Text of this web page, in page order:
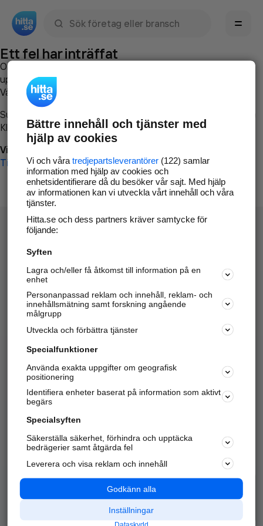
Ett fel har inträffat
Om du vill kan du
uppstod så att vi lättare och snabbare kan avhjälpa det.
Vänligen försök med följande:
Surfa till
Klicka påTillbaka-knappen i webbläsaren och försök igen
Vi beklagar besväret!
Till startsidan
Hitta.se - Gratis nummerupplysning.
Sök företag, personer och platser.
Hitta telefonnummer, adresser, företagsinfo mm.
Marknadsför företaget
Kom igång och annonsera mot
samarbetspartners nära dig.
Alla kategorier
Populära sökningar
API & Kartor
Annonsera
Integritet
Nödnummer
Bättre innehåll och tjänster med
hjälp av cookies
Vi och våra tredjepartsleverantörer(122) samlar
information med hjälp av cookies och
enhetsidentifierare då du besöker vår sajt. Med hjälp
av informationen kan vi utveckla vårt innehåll och våra
tjänster.
Hitta.se och dess partners kräver samtycke för
följande:
Syften
Lagra och/eller få åtkomst till information på en
enhet
Personanpassad reklam och innehåll, reklam- och
innehållsmätning samt forskning angående
målgrupp
Utveckla och förbättra tjänster
Specialfunktioner
Använda exakta uppgifter om geografisk
positionering
Identifiera enheter baserat på information som aktivt
begärs
Specialsyften
Säkerställa säkerhet, förhindra och upptäcka
bedrägerier samt åtgärda fel
Leverera och visa reklam och innehåll
Godkänn alla
Inställningar
Dataskydd